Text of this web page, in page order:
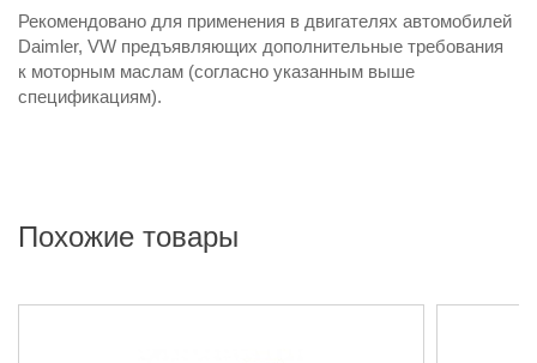
Рекомендовано для применения в двигателях автомобилей
Daimler, VW предъявляющих дополнительные требования
к моторным маслам (согласно указанным выше
спецификациям).
Похожие товары